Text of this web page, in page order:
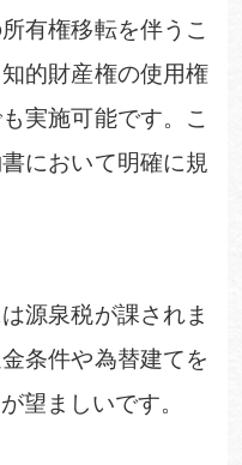
有権移転を伴うこ
的財産権の使用権
実施可能です。こ
において明確に規
源泉税が課されま
条件や為替建てを
望ましいです。